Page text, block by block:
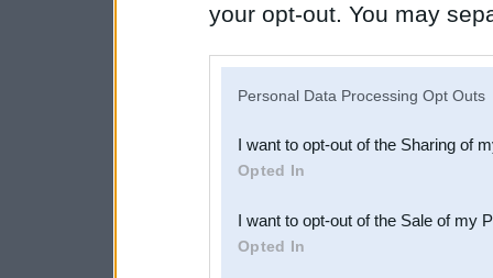
your opt-out. You may
Downstream Participants
third parties.
Personal Data Processing Opt Outs
I want to opt-out of the Sharing of
Opted In
I want to opt-out of the Sale of my
Opted In